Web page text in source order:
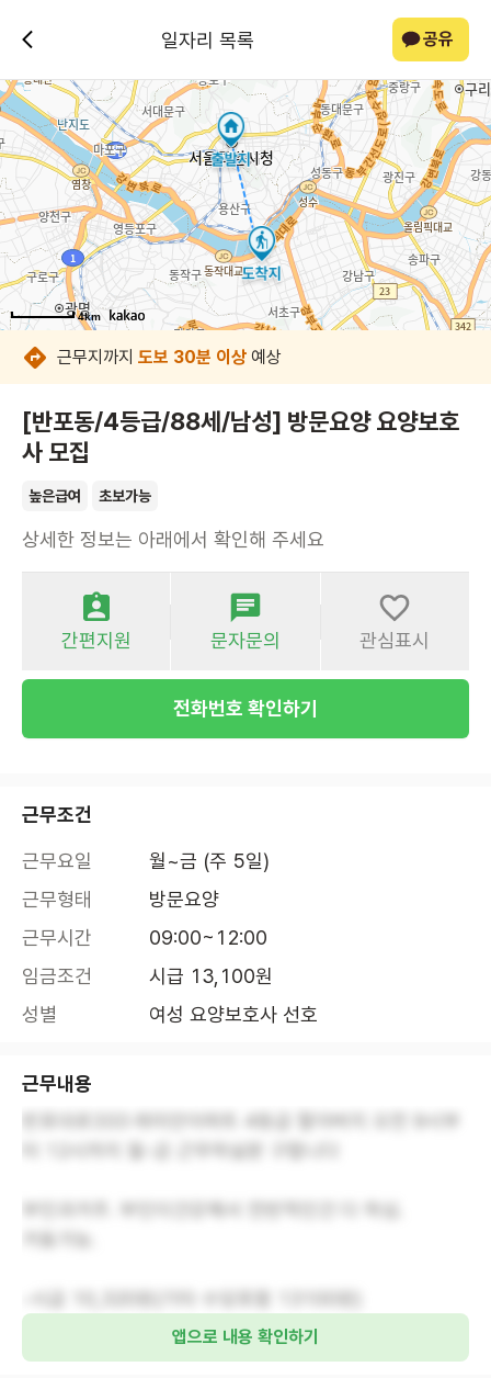
일자리 목록 공유
4km
4km
4km
4km
4km
4km
4km
4km
근무지까지 도보 30분 이상 예상
[반포동/4등급/88세/남성] 방문요양 요양보호
사 모집
높은급여 초보가능
상세한 정보는 아래에서 확인해 주세요
간편지원 문자문의 관심표시
전화번호 확인하기
근무조건
근무요일
월~금 (주 5일)
근무형태
방문요양
근무시간
09:00~12:00
임금조건
시급 13,100원
성별
여성 요양보호사 선호
근무내용
터 12시까지 월-금 근무하실분 구합니다
앱으로 내용 확인하기